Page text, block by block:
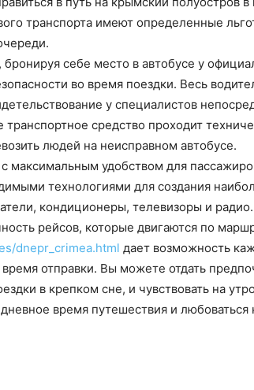
транспорта имеют определенные
себе место в автобусе у
во время поездки. Весь
у специалистов
средство проходит
людей на неисправном автобусе.
максимальным удобством для
технологиями для создания
кондиционеры, телевизоры и радио.
рейсов, которые двигаются по
dnepr_crimea.html дает возможность
отправки. Вы можете отдать
в крепком сне, и чувствовать на
время путешествия и